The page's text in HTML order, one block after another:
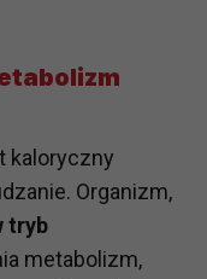
kaloryczny
Organizm,
tryb
metabolizm,